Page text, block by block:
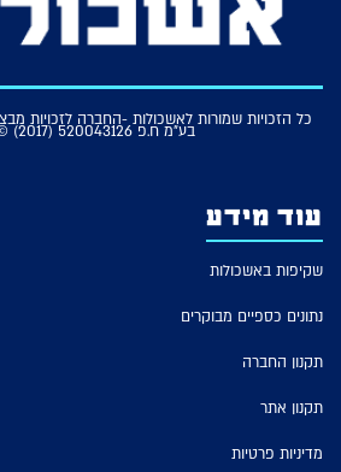
כל הזכויות שמורות לאשכולות -החברה לזכויות
בע"מ ח.פ 520043126 (2017) ©
עוד מידע
שקיפות באשכולות
נתונים כספיים מבוקרים
תקנון החברה
תקנון אתר
מדיניות פרטיות